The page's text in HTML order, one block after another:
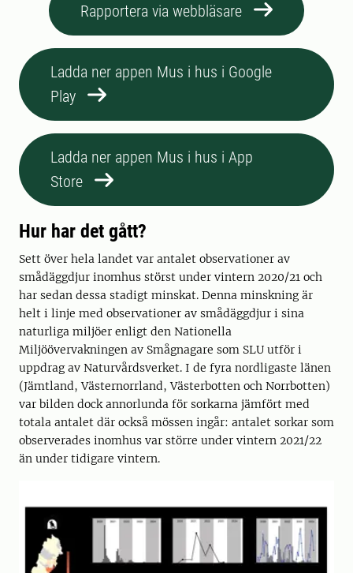
Rapportera via webbläsare
Ladda ner appen Mus i hus i Google
Play
Ladda ner appen Mus i hus i App
Store
Hur har det gått?
Sett över hela landet var antalet observationer av
smådäggdjur inomhus störst under vintern 2020/21 och
har sedan dessa stadigt minskat. Denna minskning är
helt i linje med observationer av smådäggdjur i sina
naturliga miljöer enligt den Nationella
Miljöövervakningen av Smågnagare som SLU utför i
uppdrag av Naturvårdsverket. I de fyra nordligaste länen
(Jämtland, Västernorrland, Västerbotten och Norrbotten)
var bilden dock annorlunda för sorkarna jämfört med
totala antalet där också mössen ingår: antalet sorkar som
observerades inomhus var större under vintern 2021/22
än under tidigare vintern.